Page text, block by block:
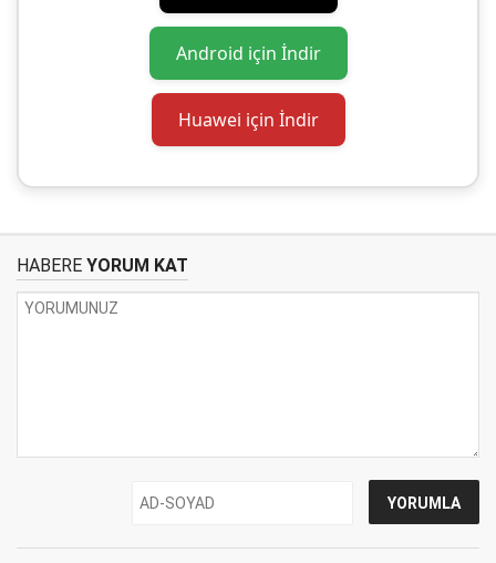
Android için İndir
Huawei için İndir
HABERE YORUM KAT